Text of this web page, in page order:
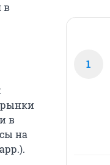
в
рынки
в
на
1